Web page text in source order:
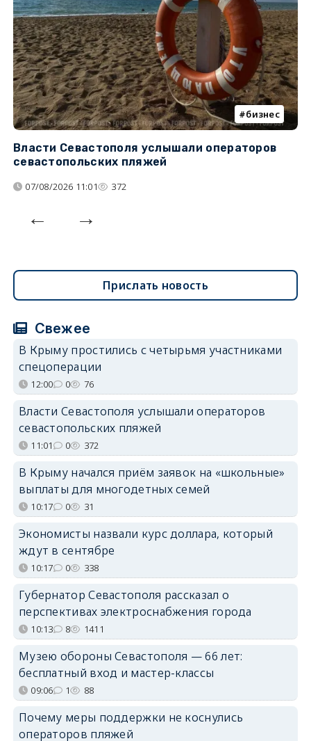
бизнес
Власти Севастополя услышали операторов
севастопольских пляжей
07/08/2026 11:01 372
Прислать новость
Свежее
В Крыму простились с четырьмя участниками
спецоперации
12:00 0 76
Власти Севастополя услышали операторов
севастопольских пляжей
11:01 0 372
В Крыму начался приём заявок на «школьные»
выплаты для многодетных семей
10:17 0 31
Экономисты назвали курс доллара, который
ждут в сентябре
10:17 0 338
Губернатор Севастополя рассказал о
перспективах электроснабжения города
10:13 8 1411
Музею обороны Севастополя — 66 лет:
бесплатный вход и мастер-классы
09:06 1 88
Почему меры поддержки не коснулись
операторов пляжей